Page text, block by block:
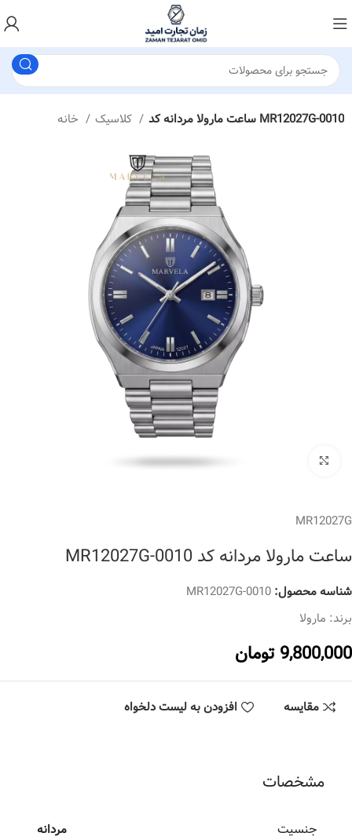
کلاسیک ساعت مارولا مردانه کد MR12027G-0010
برای بزرگنمایی کلیک کنید
MR12027G
ساعت مارولا مردانه کد MR12027G-0010
شناسه محصول:MR12027G-0010
برند: مارولا
9,800,000 تومان
مقایسه افزودن به لیست دلخواه
مشخصات
جنسیت مردانه